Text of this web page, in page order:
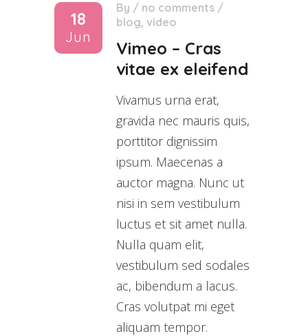
18
Jun
By / no comments /
blog, video
Vimeo – Cras
vitae ex eleifend
Vivamus urna erat,
gravida nec mauris quis,
porttitor dignissim
ipsum. Maecenas a
auctor magna. Nunc ut
nisi in sem vestibulum
luctus et sit amet nulla.
Nulla quam elit,
vestibulum sed sodales
ac, bibendum a lacus.
Cras volutpat mi eget
aliquam tempor.